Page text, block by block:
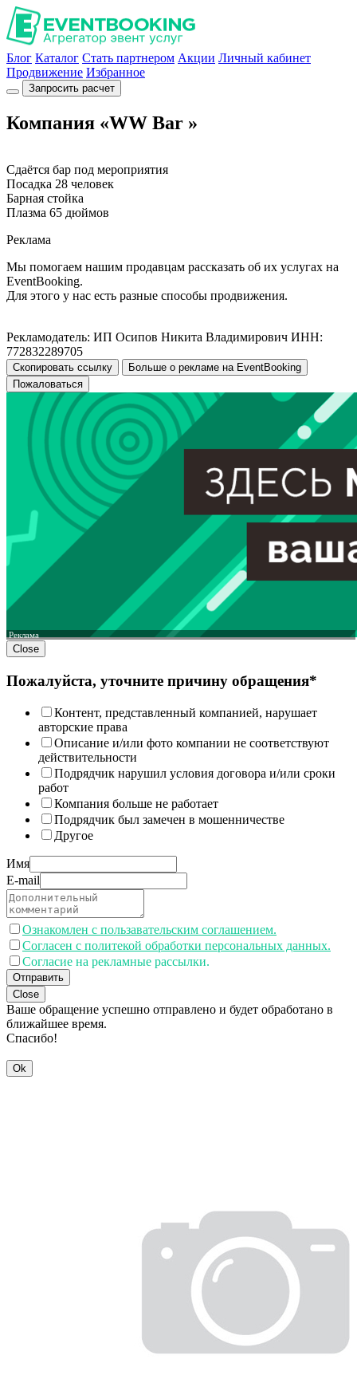
Блог Каталог Стать партнером Акции Личный кабинет
Продвижение Избранное
Запросить расчет
Компания «WW Bar »
Сдаётся бар под мероприятия
Посадка 28 человек
Барная стойка
Плазма 65 дюймов
Реклама
Мы помогаем нашим продавцам рассказать об их услугах на
EventBooking.
Для этого у нас есть разные способы продвижения.
Рекламодатель: ИП Осипов Никита Владимирович ИНН:
772832289705
Скопировать ссылку
Больше о рекламе на EventBooking
Пожаловаться
Реклама
Close
Пожалуйста, уточните причину обращения*
Контент, представленный компанией, нарушает
авторские права
Описание и/или фото компании не соответствуют
действительности
Подрядчик нарушил условия договора и/или сроки
работ
Компания больше не работает
Подрядчик был замечен в мошенничестве
Другое
Имя
E-mail
Ознакомлен с пользавательским соглашением.
Согласен с политекой обработки персональных данных.
Согласие на рекламные рассылки.
Отправить
Close
Ваше обращение успешно отправлено и будет обработано в
ближайшее время.
Спасибо!
Ok